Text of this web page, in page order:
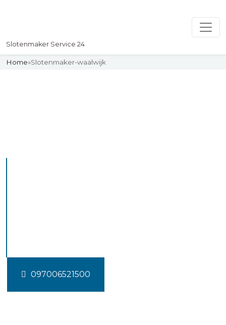
Slotenmaker Service 24
Home»Slotenmaker-waalwijk
097006521500